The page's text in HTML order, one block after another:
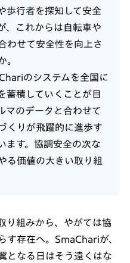
歩行者を探知して安全
、これからは自転車や
わせて安全性を向上さ
。
のシステムを全国に
蓄積していくことが目
マのデータと合わせて
くりが飛躍的に進歩す
ます。協調安全の次な
る価値の大きい取り組
り組みから、やがては協
す存在へ。SmaChariが、
となる日はそう遠くはな